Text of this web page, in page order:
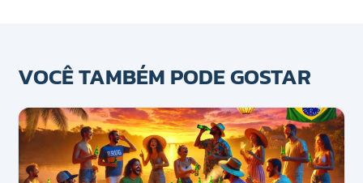
VOCÊ TAMBÉM PODE GOSTAR